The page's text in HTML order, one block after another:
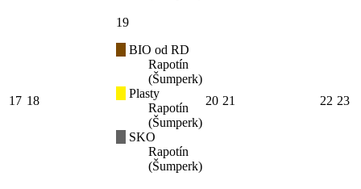
17 18
19
BIO od RD
Rapotín
(Šumperk)
Plasty
Rapotín
(Šumperk)
SKO
Rapotín
(Šumperk)
20 21 22 23